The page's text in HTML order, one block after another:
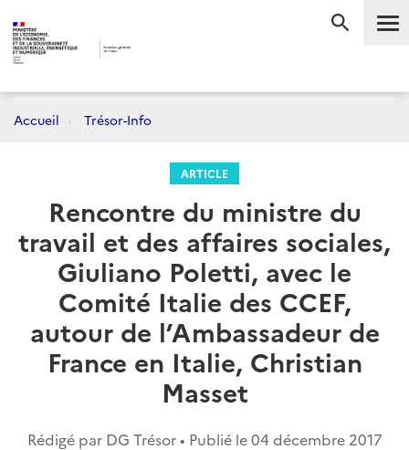
Accueil Trésor-Info
ARTICLE
Rencontre du ministre du
travail et des affaires sociales,
Giuliano Poletti, avec le
Comité Italie des CCEF,
autour de l’Ambassadeur de
France en Italie, Christian
Masset
Rédigé par DG Trésor • Publié le04 décembre 2017